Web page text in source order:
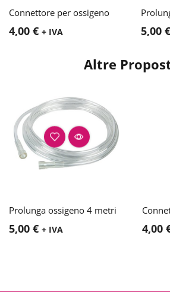
Connettore per ossigeno
4,00 € + IVA 5,00 €
Altre
Prolunga ossigeno 4 metri
5,00 € + IVA 4,00